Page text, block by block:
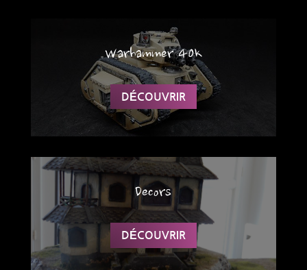
Warhammer 40k
DÉCOUVRIR
Decors
DÉCOUVRIR